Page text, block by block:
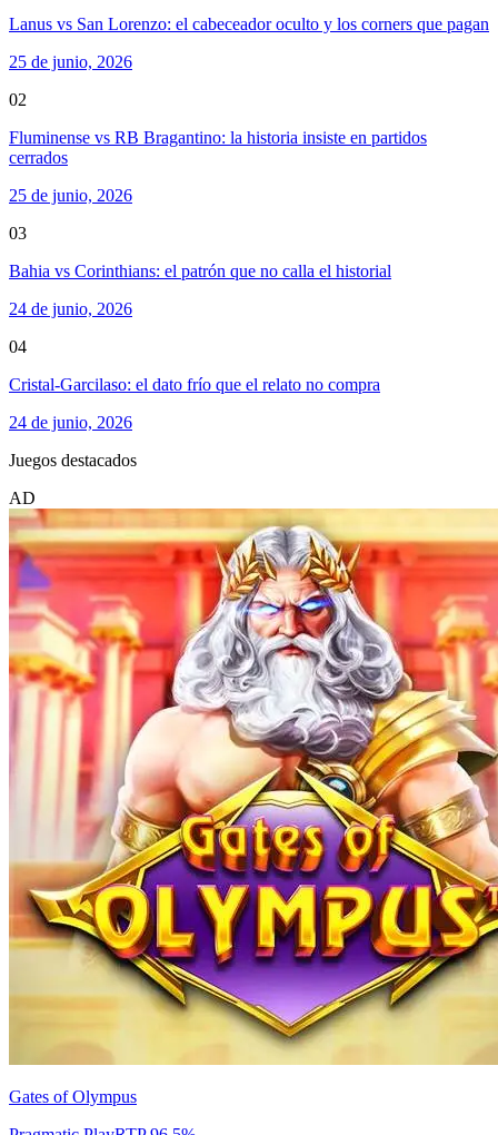
Lanus vs San Lorenzo: el cabeceador oculto y los corners que pagan
25 de junio, 2026
02
Fluminense vs RB Bragantino: la historia insiste en partidos
cerrados
25 de junio, 2026
03
Bahia vs Corinthians: el patrón que no calla el historial
24 de junio, 2026
04
Cristal-Garcilaso: el dato frío que el relato no compra
24 de junio, 2026
Juegos destacados
AD
Gates of Olympus